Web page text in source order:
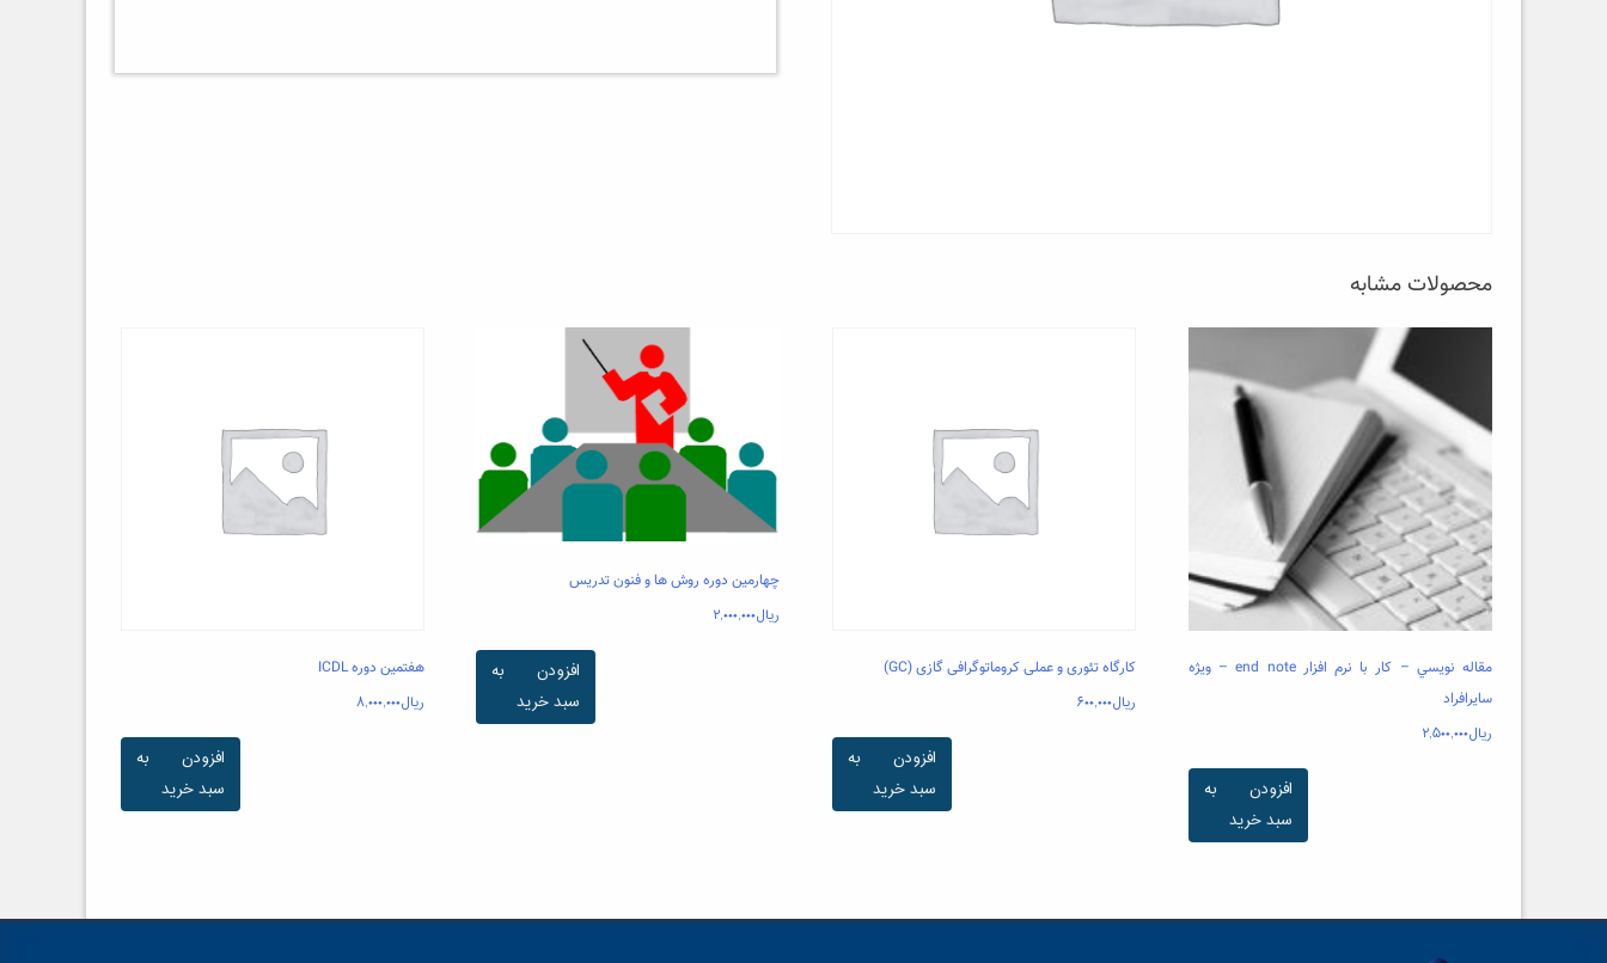
محصولات مشابه
مقاله نويسي – كار با نرم افزار end note – ويژه
سايرافراد
ریال۲,۵۰۰,۰۰۰
افزودن به
سبد خرید
کارگاه تئوری و عملی کروماتوگرافی گازی (GC)
ریال۶۰۰,۰۰۰
افزودن به
سبد خرید
چهارمین دوره روش ها و فنون تدریس
ریال۲,۰۰۰,۰۰۰
افزودن به
سبد خرید
هفتمین دوره ICDL
ریال۸,۰۰۰,۰۰۰
افزودن به
سبد خرید